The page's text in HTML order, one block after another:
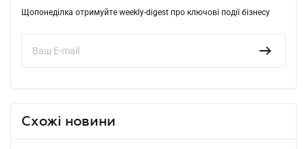
Щопонеділка отримуйте weekly-digest про ключові події бізнесу
Схожі новини